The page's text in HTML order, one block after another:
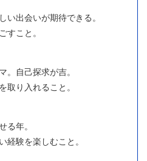
い出会いが期待できる。
すこと。
。自己探求が吉。
取り入れること。
る年。
経験を楽しむこと。